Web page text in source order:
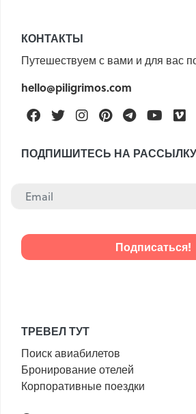
КОНТАКТЫ
Путешествуем с вами и для вас
hello@piligrimos.com
FacebookTwitterInstagramPinterestTelegram
ПОДПИШИТЕСЬ НА РАССЫЛКУ
ТРЕВЕЛ ТУТ
Поиск авиабилетов
Бронирование отелей
Корпоративные поездки